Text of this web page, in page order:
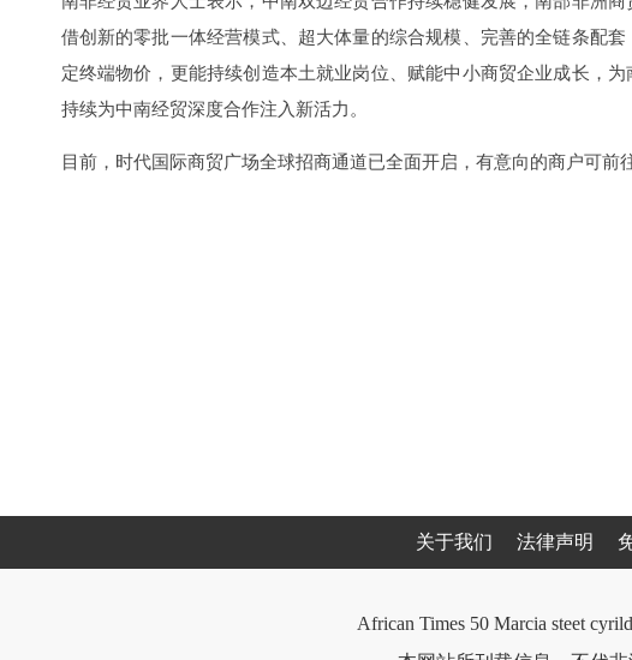
借创新的零批一体经营模式、超大体量的综合规模、完善的全链条配
定终端物价，更能持续创造本土就业岗位、赋能中小商贸企业成长，
持续为中南经贸深度合作注入新活力。
目前，时代国际商贸广场全球招商通道已全面开启，有意向的商户可前
关于我们 法律声明
African Times 50 Marcia steet